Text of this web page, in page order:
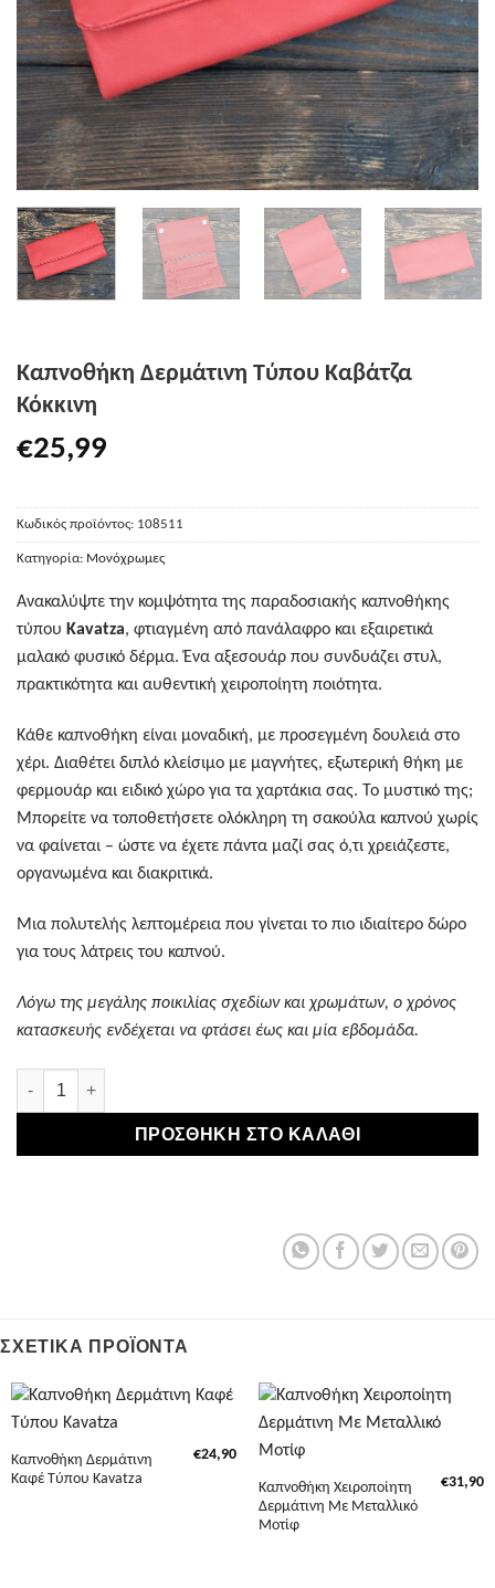
Καπνοθήκη Δερμάτινη Τύπου Καβάτζα
Κόκκινη
€25,99
Κωδικός προϊόντος: 108511
Κατηγορία: Μονόχρωμες
Ανακαλύψτε την κομψότητα της παραδοσιακής καπνοθήκης
τύπου Kavatza, φτιαγμένη από πανάλαφρο και εξαιρετικά
μαλακό φυσικό δέρμα. Ένα αξεσουάρ που συνδυάζει στυλ,
πρακτικότητα και αυθεντική χειροποίητη ποιότητα.
Κάθε καπνοθήκη είναι μοναδική, με προσεγμένη δουλειά στο
χέρι. Διαθέτει διπλό κλείσιμο με μαγνήτες, εξωτερική θήκη με
φερμουάρ και ειδικό χώρο για τα χαρτάκια σας. Το μυστικό της;
Μπορείτε να τοποθετήσετε ολόκληρη τη σακούλα καπνού χωρίς
να φαίνεται – ώστε να έχετε πάντα μαζί σας ό,τι χρειάζεστε,
οργανωμένα και διακριτικά.
Μια πολυτελής λεπτομέρεια που γίνεται το πιο ιδιαίτερο δώρο
για τους λάτρεις του καπνού.
Λόγω της μεγάλης ποικιλίας σχεδίων και χρωμάτων, ο χρόνος
κατασκευής ενδέχεται να φτάσει έως και μία εβδομάδα.
Καπνοθήκη Δερμάτινη Τύπου Καβάτζα Κόκκινη ποσότητα
ΠΡΟΣΘΉΚΗ ΣΤΟ ΚΑΛΆΘΙ
ΣΧΕΤΙΚΆ ΠΡΟΪΌΝΤΑ
Καπνοθήκη Δερμάτινη
Καφέ Τύπου Kavatza
€24,90
Καπνοθήκη Χειροποίητη
Δερμάτινη Με Μεταλλικό
Μοτίφ
€31,90